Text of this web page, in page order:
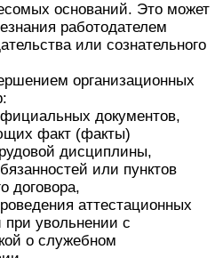
оснований. Это может
работодателем
или сознательного
организационных
документов,
факт (факты)
дисциплины,
или пунктов
договора,
аттестационных
при увольнении с
о служебном